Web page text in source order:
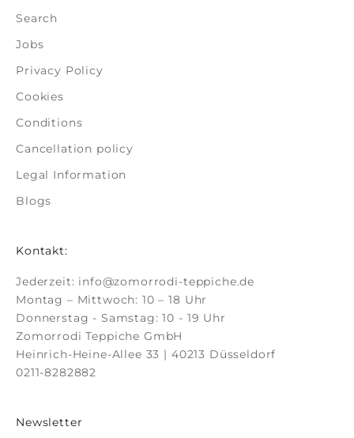
Search
Jobs
Privacy Policy
Cookies
Conditions
Cancellation policy
Legal Information
Blogs
Kontakt:
Jederzeit: info@zomorrodi-teppiche.de
Montag – Mittwoch: 10 – 18 Uhr
Donnerstag - Samstag: 10 - 19 Uhr
Zomorrodi Teppiche GmbH
Heinrich-Heine-Allee 33 | 40213 Düsseldorf
0211-8282882
Newsletter